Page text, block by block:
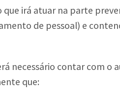
irá atuar na parte
de pessoal) e
necessário contar com o
que: